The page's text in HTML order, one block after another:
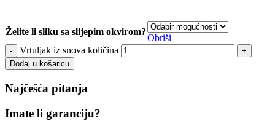
Želite li sliku sa slijepim okvirom?
Obriši
Vrtuljak iz snova količina
Dodaj u košaricu
Najčešća pitanja
Imate li garanciju?